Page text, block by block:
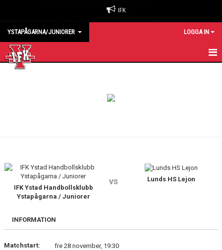
IFK
YSTAPÅGARNA/JUNIORER LOGGA IN
IFK Ystad Handbollsklubb
Ystapågarna / Juniorer
vs Lunds HS Lejon
INFORMATION
Matchstart:
fre 28 november, 19:30